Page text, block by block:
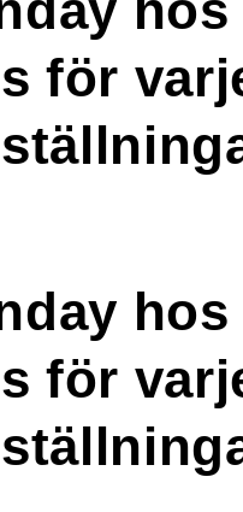
för
för